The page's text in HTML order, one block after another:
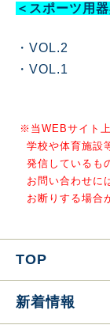
＜スポーツ用
・ VOL.2
・ VOL.1
※当WEBサイト
学校や体育施設
発信しているも
お問い合わせに
お断りする場合
TOP
新着情報